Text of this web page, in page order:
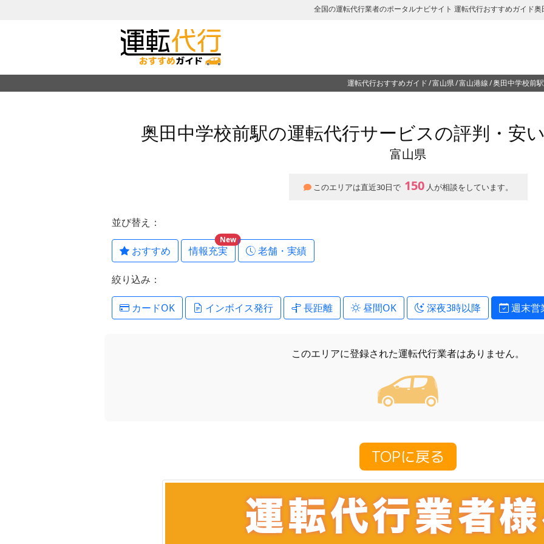
全国の運転代行業者のポータルナビサイト 運転代行おすすめガイド
運転代行おすすめガイド 富山県 富山港線 奥田中学校前
奥田中学校前駅の運転代行サービスの評判・安
富山県
このエリアは直近30日で 150 人が相談をしています。
並び替え：
おすすめ 情報充実
New
老舗・実績
絞り込み：
カードOK インボイス発行 長距離 昼間OK 深夜3時以降 週末営
このエリアに登録された運転代行業者はありません。
TOPに戻る